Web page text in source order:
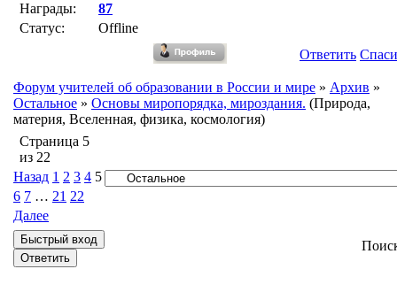
Награды:
87
Статус:
Offline
Ответить
Форум учителей об образовании в России и мире » Архив »
Остальное » Основы миропорядка, мироздания. (Природа,
материя, Вселенная, физика, космология)
Страница 5
из 22
Назад 1 2 3 4 5
6 7 … 21 22
Далее